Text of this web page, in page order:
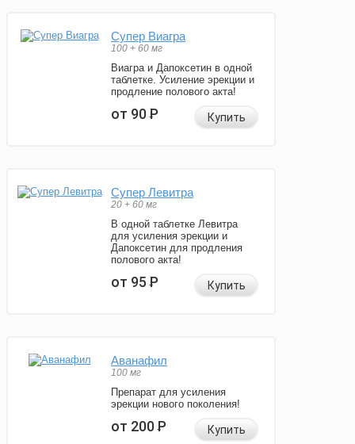
Супер Виагра
100 + 60 мг
Виагра и Дапоксетин в одной
таблетке. Усиление эрекции и
продление полового акта!
от 90Р Купить
Супер Левитра
20 + 60 мг
В одной таблетке Левитра
для усиления эрекции и
Дапоксетин для продления
полового акта!
от 95Р Купить
Аванафил
100 мг
Препарат для усиления
эрекции нового поколения!
от 200Р Купить